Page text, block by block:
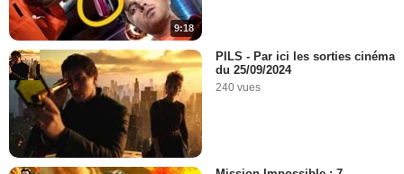
9:18
PILS - Par ici les sorties cinéma
du 25/09/2024
240 vues